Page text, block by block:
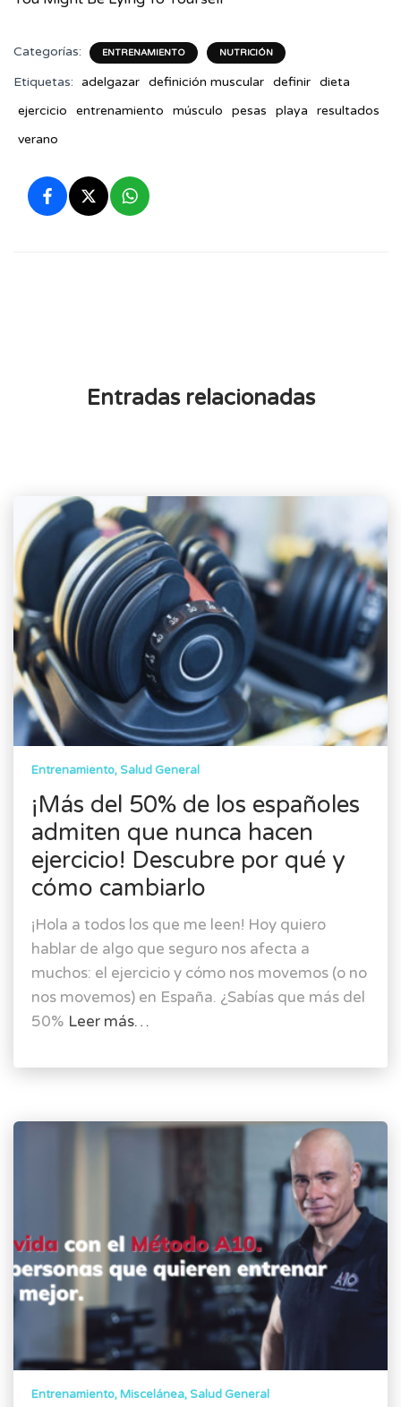
Categorías: ENTRENAMIENTO NUTRICIÓN
Etiquetas: adelgazar definición muscular definir dieta
ejercicio
entrenamiento músculo pesas playa
resultados
verano
Entradas relacionadas
Entrenamiento Salud General
¡Más del 50% de los españoles
admiten que nunca hacen
ejercicio! Descubre por qué y
cómo cambiarlo
¡Hola a todos los que me leen! Hoy quiero
hablar de algo que seguro nos afecta a
muchos: el ejercicio y cómo nos movemos (o no
nos movemos) en España. ¿Sabías que más del
50% Leer más…
Entrenamiento Miscelánea Salud General